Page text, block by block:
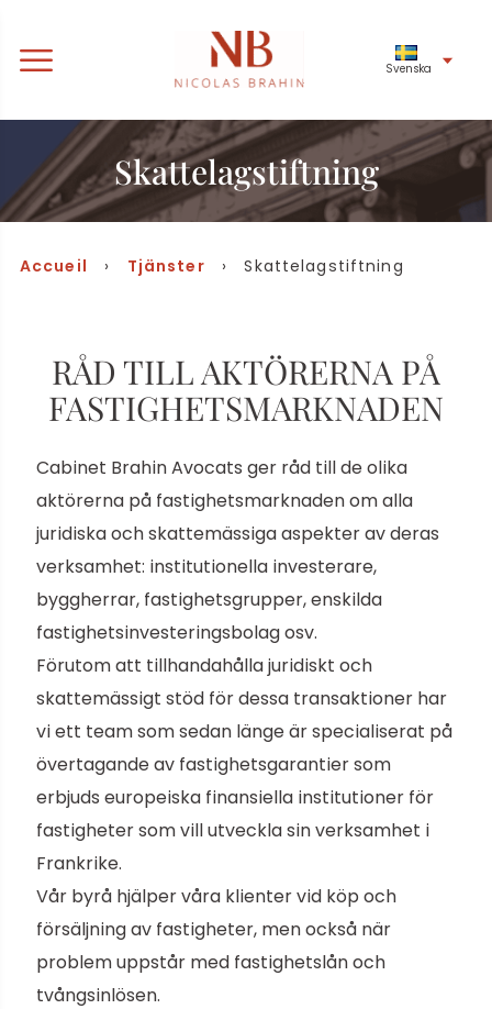
Svenska
Skattelagstiftning
Accueil › Tjänster › Skattelagstiftning
RÅD TILL AKTÖRERNA PÅ
FASTIGHETSMARKNADEN
Cabinet Brahin Avocats ger råd till de olika
aktörerna på fastighetsmarknaden om alla
juridiska och skattemässiga aspekter av deras
verksamhet: institutionella investerare,
byggherrar, fastighetsgrupper, enskilda
fastighetsinvesteringsbolag osv.
Förutom att tillhandahålla juridiskt och
skattemässigt stöd för dessa transaktioner har
vi ett team som sedan länge är specialiserat på
övertagande av fastighetsgarantier som
erbjuds europeiska finansiella institutioner för
fastigheter som vill utveckla sin verksamhet i
Frankrike.
Vår byrå hjälper våra klienter vid köp och
försäljning av fastigheter, men också när
problem uppstår med fastighetslån och
tvångsinlösen.